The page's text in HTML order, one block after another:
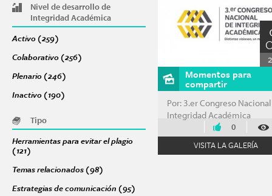
Nivel de desarrollo de
Integridad Académica
Activo (259)
Colaborativo (256)
Plenario (246)
Inactivo (190)
Tipo
Herramientas para evitar el plagio
(121)
Temas relacionados (98)
Estrategias de comunicación (95)
Momentos para
compartir
Por: 3.er Congreso
Integridad Académica
0
VISITA LA GALERÍA